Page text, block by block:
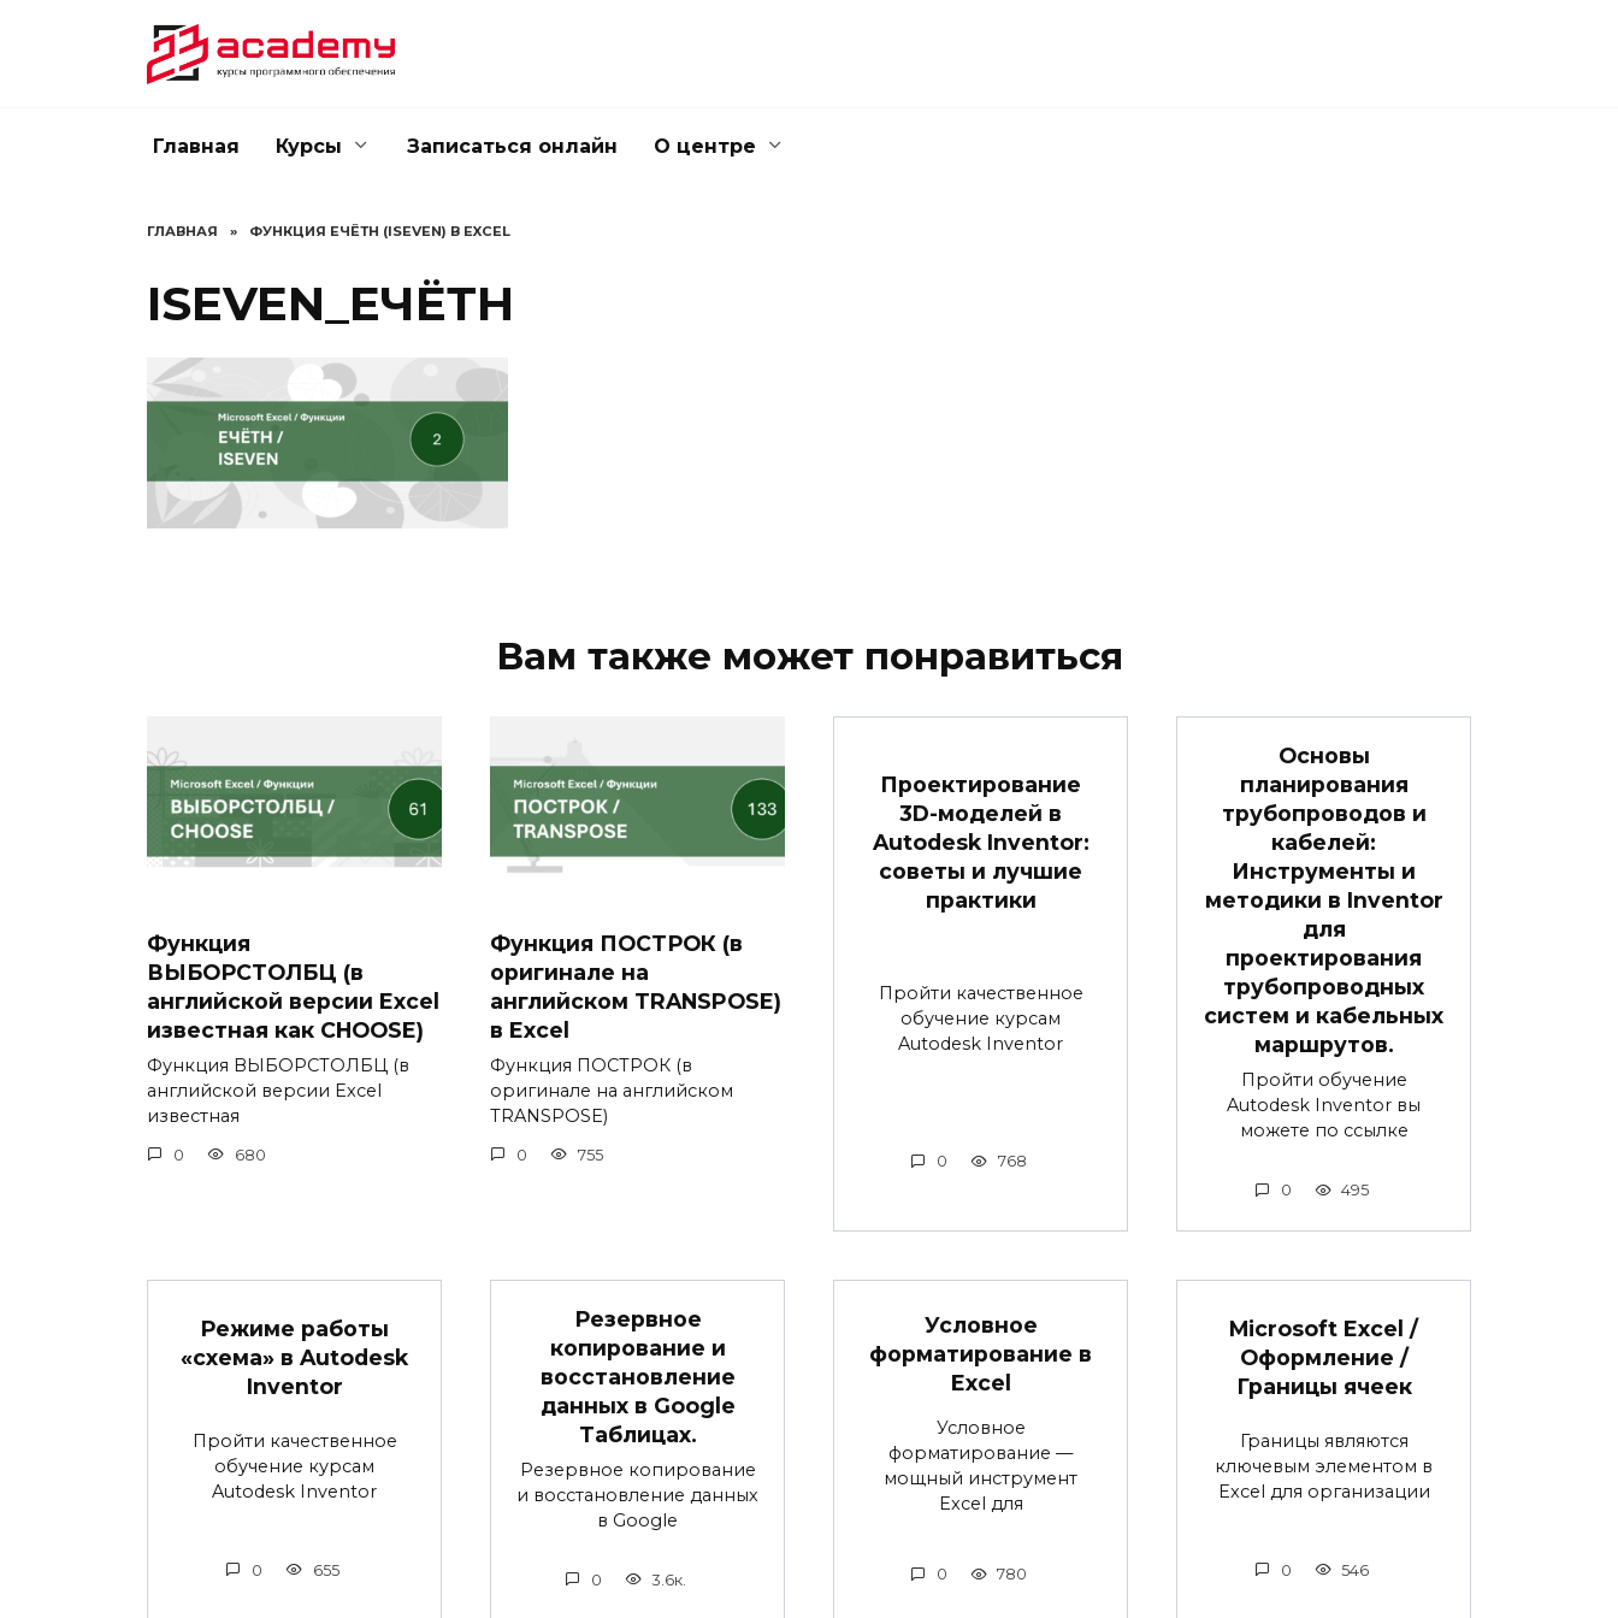
Главная Курсы Записаться онлайн О центре
ГЛАВНАЯ » ФУНКЦИЯ ЕЧЁТН (ISEVEN) В EXCEL
ISEVEN_ЕЧЁТН
Вам также может понравиться
Функция
ВЫБОРСТОЛБЦ (в
английской версии Excel
известная как CHOOSE)
Функция ВЫБОРСТОЛБЦ (в
английской версии Excel
известная
0 680
Функция ПОСТРОК (в
оригинале на
английском TRANSPOSE)
в Excel
Функция ПОСТРОК (в
оригинале на английском
TRANSPOSE)
0 755
Проектирование
3D-моделей в
Autodesk Inventor:
советы и лучшие
практики
Пройти качественное
обучение курсам
Autodesk Inventor
0 768
Основы
планирования
трубопроводов и
кабелей:
Инструменты и
методики в Inventor
для
проектирования
трубопроводных
систем и кабельных
маршрутов.
Пройти обучение
Autodesk Inventor вы
можете по ссылке
0 495
Режиме работы
«схема» в Autodesk
Inventor
Пройти качественное
обучение курсам
Autodesk Inventor
0 655
Резервное
копирование и
восстановление
данных в Google
Таблицах.
Резервное копирование
и восстановление данных
в Google
0 3.6к.
Условное
форматирование в
Excel
Условное
форматирование —
мощный инструмент
Excel для
0 780
Microsoft Excel /
Оформление /
Границы ячеек
Границы являются
ключевым элементом в
Excel для организации
0 546